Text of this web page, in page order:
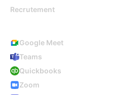
Recrutement
Google Meet
Teams
Quickbooks
Zoom